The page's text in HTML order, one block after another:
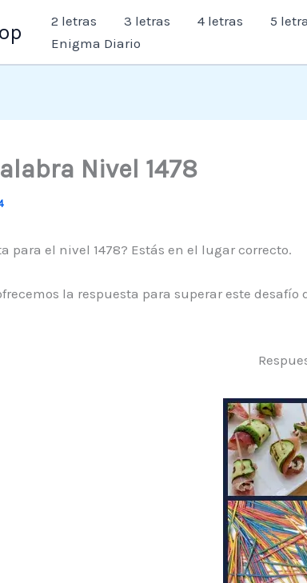
2 letras 3 letras 4 letras 5
Enigma Diario
Nivel 1478
para el nivel 1478? Estás en el lugar correcto.
la respuesta para superar este